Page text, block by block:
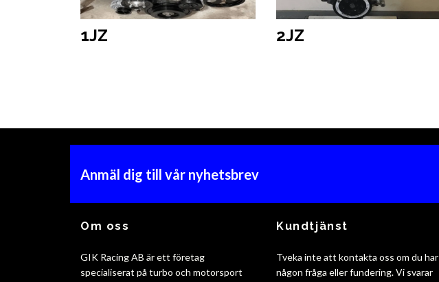
1JZ 2JZ
Anmäl dig till vår nyhetsbrev
Om oss
GIK Racing AB är ett företag
specialiserat på turbo och motorsport
Kundtjänst
Tveka inte att kontakta oss om du har
någon fråga eller fundering. Vi svarar